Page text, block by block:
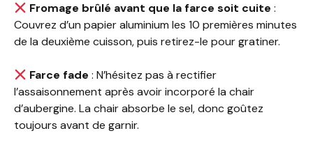
Fromage brûlé avant que la farce soit cuite :
Couvrez d’un papier aluminium les 10 premières minutes
de la deuxième cuisson, puis retirez-le pour gratiner.
Farce fade : N’hésitez pas à rectifier
l’assaisonnement après avoir incorporé la chair
d’aubergine. La chair absorbe le sel, donc goûtez
toujours avant de garnir.